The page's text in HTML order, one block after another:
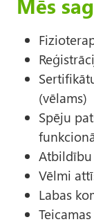
(vēlams)
Spēju
Atbildību
Vēlmi
Labas